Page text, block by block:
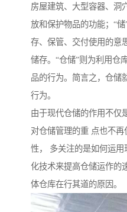
房屋建筑、大型容器、洞
放和保护物品的功能；“
存、保管、交付使用的意
储存。“仓储”则为利用仓
品的行为。简言之，仓储
行为。
由于现代仓储的作用不仅
对仓储管理的重 点也不
性， 多关注的是如何运
化技术来提高仓储运作的
体仓库在行其道的原因。